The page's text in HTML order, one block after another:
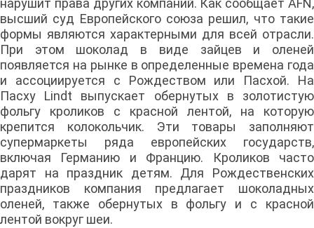
нарушит права других компаний. Как сообщает AFN,
высший суд Европейского союза решил, что такие
формы являются характерными для всей отрасли.
При этом шоколад в виде зайцев и оленей
появляется на рынке в определенные времена года
и ассоциируется с Рождеством или Пасхой. На
Пасху Lindt выпускает обернутых в золотистую
фольгу кроликов с красной лентой, на которую
крепится колокольчик. Эти товары заполняют
супермаркеты ряда европейских государств,
включая Германию и Францию. Кроликов часто
дарят на праздник детям. Для Рождественских
праздников компания предлагает шоколадных
оленей, также обернутых в фольгу и с красной
лентой вокруг шеи.